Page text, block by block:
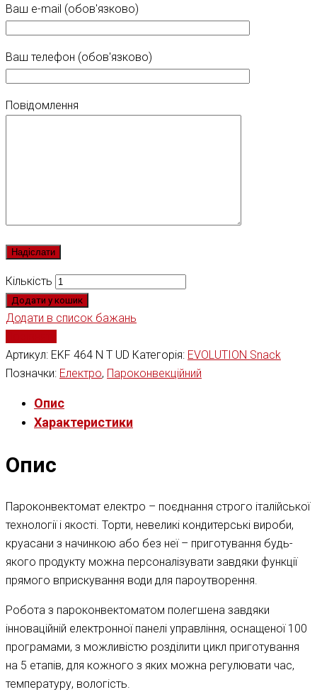
Ваш e-mail (обов'язково)
Ваш телефон (обов'язково)
Повідомлення
Кількість
Додати у кошик
Додати в список бажань
Артикул: EKF 464 N T UD Категорія: EVOLUTION Snack
Позначки: Електро, Пароконвекційний
Опис
Характеристики
Опис
Пароконвектомат електро – поєднання строго італійської
технології і якості. Торти, невеликі кондитерські вироби,
круасани з начинкою або без неї – приготування будь-
якого продукту можна персоналізувати завдяки функції
прямого вприскування води для пароутворення.
Робота з пароконвектоматом полегшена завдяки
інноваційній електронної панелі управління, оснащеної 100
програмами, з можливістю розділити цикл приготування
на 5 етапів, для кожного з яких можна регулювати час,
температуру, вологість.